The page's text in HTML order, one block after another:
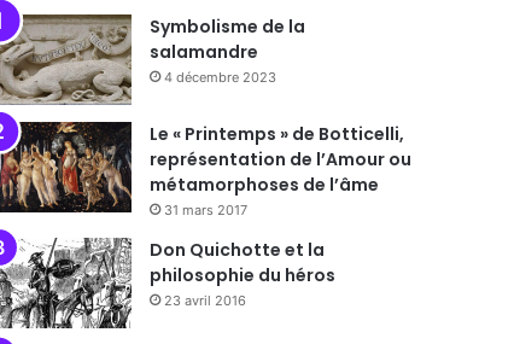
Symbolisme de la
salamandre
4 décembre 2023
Le « Printemps » de Botticelli,
représentation de l’Amour ou
métamorphoses de l’âme
31 mars 2017
Don Quichotte et la
philosophie du héros
23 avril 2016